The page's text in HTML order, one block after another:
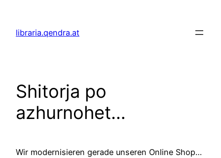
springen
libraria.qendra.at
Shitorja po
azhurnohet…
Wir modernisieren gerade unseren Online Shop…